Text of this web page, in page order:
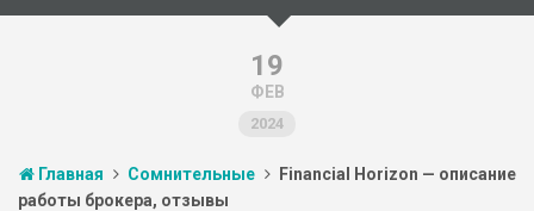
Проверенные способы заработка
Статьи
19
ФЕВ
2024
Главная Сомнительные
Financial Horizon — описание
работы брокера, отзывы